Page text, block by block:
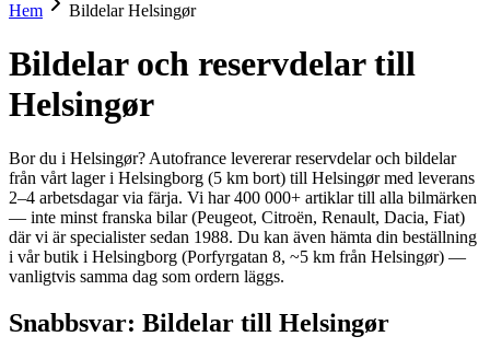
Hem BildelarHelsingør
Bildelar och reservdelar till
Helsingør
Bor du i Helsingør? Autofrance levererar reservdelar och bildelar
från vårt lager i Helsingborg (5 km bort) till Helsingør med leverans
2–4 arbetsdagar via färja. Vi har 400 000+ artiklar till alla bilmärken
— inte minst franska bilar (Peugeot, Citroën, Renault, Dacia, Fiat)
där vi är specialister sedan 1988. Du kan även hämta din beställning
i vår butik i Helsingborg (Porfyrgatan 8, ~5 km från Helsingør) —
vanligtvis samma dag som ordern läggs.
Snabbsvar: Bildelar till Helsingør